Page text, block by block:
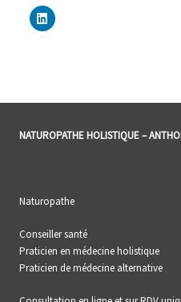
NATUROPATHE HOLISTIQUE –
Naturopathe
Conseiller santé
Praticien en médecine holistique
Praticien de médecine alternative